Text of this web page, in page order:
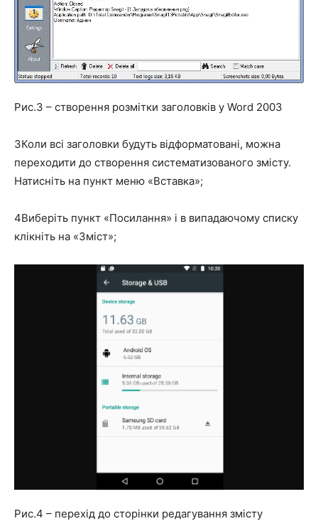
Рис.3 – створення розмітки заголовків у Word 2003
3Коли всі заголовки будуть відформатовані, можна
переходити до створення систематизованого змісту.
Натисніть на пункт меню «Вставка»;
4Виберіть пункт «Посилання» і в випадаючому списку
клікніть на «Зміст»;
Рис.4 – перехід до сторінки редагування змісту